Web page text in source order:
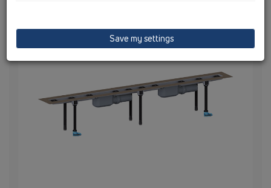
Save my settings